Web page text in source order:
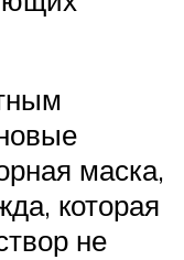
маска,
которая
не